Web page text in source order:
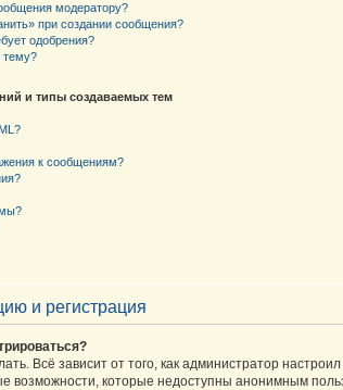
модератору?
при создании сообщения?
одобрения?
тему?
и типы создаваемых тем
к сообщениям?
и регистрация
Всё зависит от того, как администратор
возможности, которые недоступны анонимным